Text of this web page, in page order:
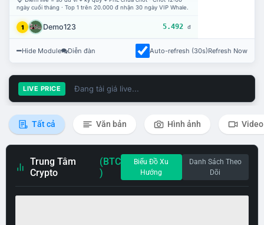
ngày cuối tháng · Top 1 trên 20.000 đ nhận 30 ngày VIP Whale.
1 Demo123 5.492 đ
Hide Module Diễn đàn Auto-refresh (30s)Refresh Now
LIVE PRICE Đang tải giá live...
Tất cả Văn bản Hình ảnh Video
Trung Tâm
Crypto
(BTC
)
Biểu Đồ Xu
Hướng
Danh Sách Theo
Dõi